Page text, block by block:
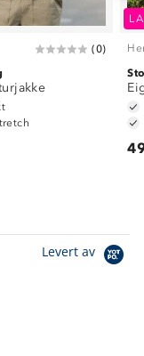
(0)
Levert av